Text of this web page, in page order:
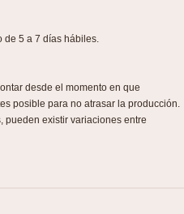
de 5 a 7 días hábiles.
desde el momento en que
posible para no atrasar la producción.
pueden existir variaciones entre